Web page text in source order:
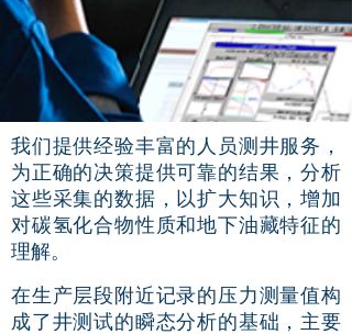
我们提供经验丰富的人员测井服务，
为正确的决策提供可靠的结果，分析
这些采集的数据，以扩大知识，增加
对碳氢化合物性质和地下油藏特征的
理解。
在生产层段附近记录的压力测量值构
成了井测试的瞬态分析的基础，主要